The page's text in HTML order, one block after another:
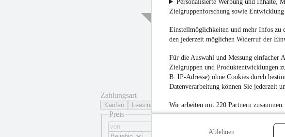
Personalisierte Werbung und Inhalte,
Zielgruppenforschung sowie Entwicklung
Einstellmöglichkeiten und mehr Infos zu
den jederzeit möglichen Widerruf der
Für die Auswahl und Messung einfacher
Zielgruppen und Produktentwicklungen
B. IP-Adresse) ohne Cookies durch
Datenverarbeitung können Sie jederzeit
Wir arbeiten mit 220 Partnern zusammen.
Ablehnen
Zahlungsart
Kaufen Leasing
Preis